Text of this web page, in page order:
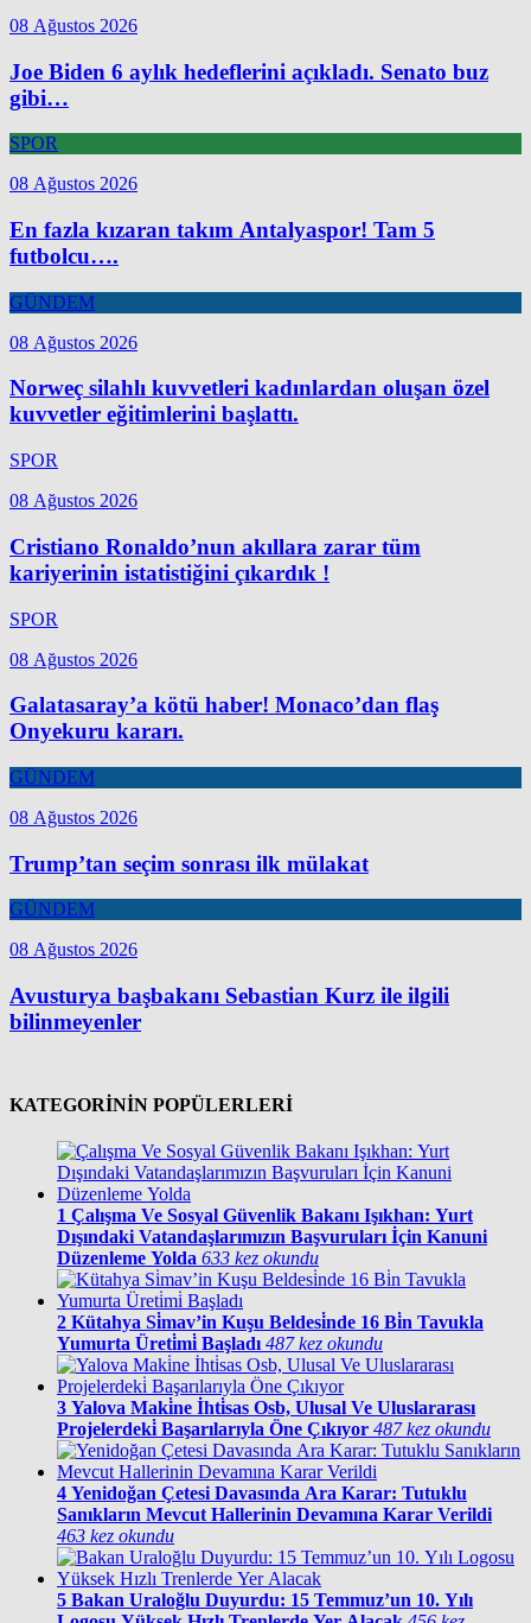
08 Ağustos 2026
Joe Biden 6 aylık hedeflerini açıkladı. Senato buz
gibi…
SPOR
08 Ağustos 2026
En fazla kızaran takım Antalyaspor! Tam 5
futbolcu….
GÜNDEM
08 Ağustos 2026
Norweç silahlı kuvvetleri kadınlardan oluşan özel
kuvvetler eğitimlerini başlattı.
SPOR
08 Ağustos 2026
Cristiano Ronaldo’nun akıllara zarar tüm
kariyerinin istatistiğini çıkardık !
SPOR
08 Ağustos 2026
Galatasaray’a kötü haber! Monaco’dan flaş
Onyekuru kararı.
GÜNDEM
08 Ağustos 2026
Trump’tan seçim sonrası ilk mülakat
GÜNDEM
08 Ağustos 2026
Avusturya başbakanı Sebastian Kurz ile ilgili
bilinmeyenler
KATEGORİNİN POPÜLERLERİ
1 Çalışma Ve Sosyal Güvenlik Bakanı Işıkhan: Yurt
Dışındaki Vatandaşlarımızın Başvuruları İçin Kanuni
Düzenleme Yolda 633 kez okundu
2 Kütahya Si̇mav’in Kuşu Beldesi̇nde 16 Bi̇n Tavukla
Yumurta Üreti̇mi̇ Başladı 487 kez okundu
3 Yalova Maki̇ne İhti̇sas Osb, Ulusal Ve Uluslararası
Projelerdeki̇ Başarılarıyla Öne Çıkıyor 487 kez okundu
4 Yenidoğan Çetesi Davasında Ara Karar: Tutuklu
Sanıkların Mevcut Hallerinin Devamına Karar Verildi
463 kez okundu
5 Bakan Uraloğlu Duyurdu: 15 Temmuz’un 10. Yılı